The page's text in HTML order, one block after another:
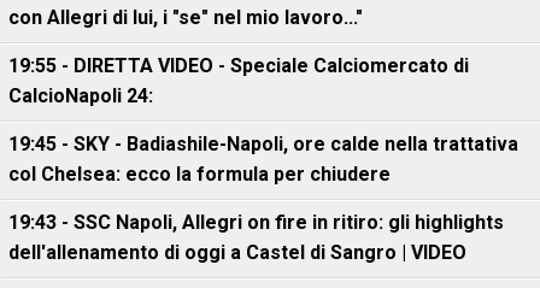
con Allegri di lui, i "se" nel mio lavoro..."
19:55 - DIRETTA VIDEO - Speciale Calciomercato di
CalcioNapoli 24:
19:45 - SKY - Badiashile-Napoli, ore calde nella trattativa
col Chelsea: ecco la formula per chiudere
19:43 - SSC Napoli, Allegri on fire in ritiro: gli highlights
dell'allenamento di oggi a Castel di Sangro | VIDEO